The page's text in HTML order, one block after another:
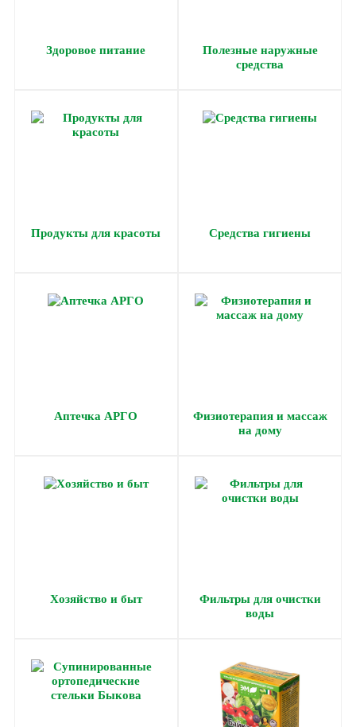
Здоровое питание
Полезные наружные
средства
Продукты для красоты Средства гигиены
Аптечка АРГО
Физиотерапия и массаж
на дому
Хозяйство и быт
Фильтры для очистки
воды